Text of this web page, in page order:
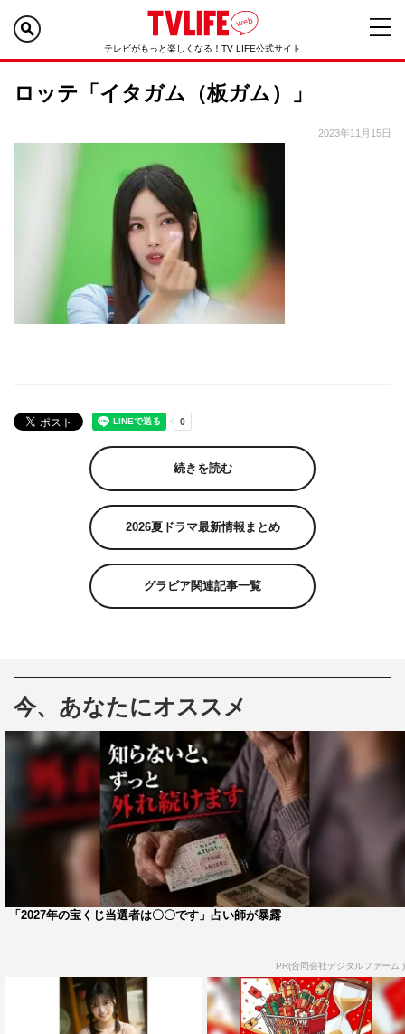
テレビがもっと楽しくなる！TV LIFE公式サイト
ロッテ「イタガム（板ガム）」
2023年11月15日
続きを読む
2026夏ドラマ最新情報まとめ
グラビア関連記事一覧
今、あなたにオススメ
「2027年の宝くじ当選者は〇〇です」占い師が暴露
PR(合同会社デジタルファーム )